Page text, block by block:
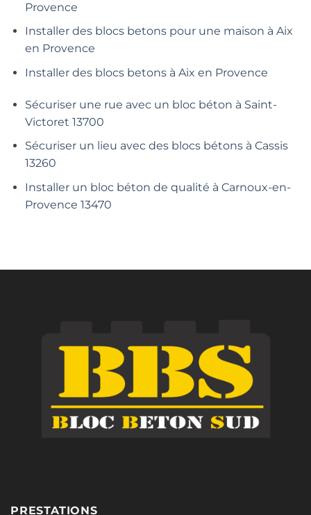
Provence
Installer des blocs betons pour une maison à Aix
en Provence
Installer des blocs betons à Aix en Provence
Sécuriser une rue avec un bloc béton à Saint-
Victoret 13700
Sécuriser un lieu avec des blocs bétons à Cassis
13260
Installer un bloc béton de qualité à Carnoux-en-
Provence 13470
PRESTATIONS